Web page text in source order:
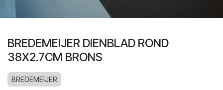
BREDEMEIJER DIENBLAD ROND
38X2.7CM BRONS
BREDEMEIJER